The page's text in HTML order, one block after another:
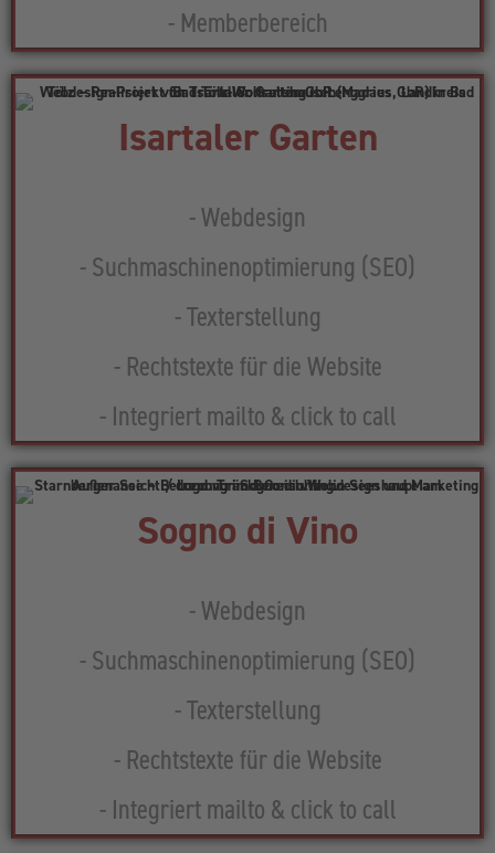
- Memberbereich
Isartaler Garten
- Webdesign
- Suchmaschinenoptimierung (SEO)
- Texterstellung
- Rechtstexte für die Website
- Integriert mailto & click to call
Sogno di Vino
- Webdesign
- Suchmaschinenoptimierung (SEO)
- Texterstellung
- Rechtstexte für die Website
- Integriert mailto & click to call